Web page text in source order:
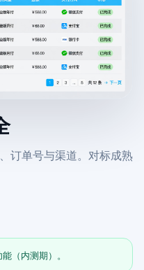
订单号与渠道。对标成熟
（内测期）。